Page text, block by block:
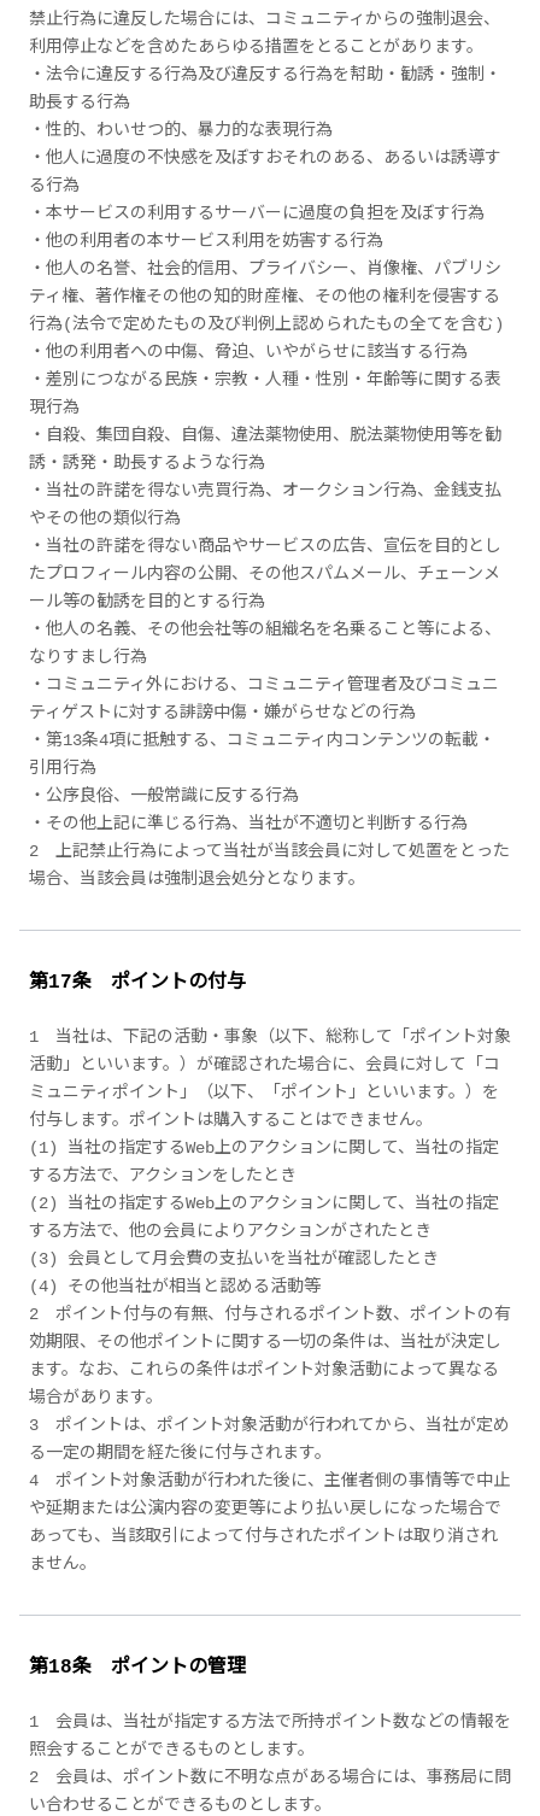
禁止行為に違反した場合には、コミュニティからの強制退会、
利用停止などを含めたあらゆる措置をとることがあります。
・法令に違反する行為及び違反する行為を幇助・勧誘・強制・
助長する行為
・性的、わいせつ的、暴力的な表現行為
・他人に過度の不快感を及ぼすおそれのある、あるいは誘導す
る行為
・本サービスの利用するサーバーに過度の負担を及ぼす行為
・他の利用者の本サービス利用を妨害する行為
・他人の名誉、社会的信用、プライバシー、肖像権、パブリシ
ティ権、著作権その他の知的財産権、その他の権利を侵害する
行為(法令で定めたもの及び判例上認められたもの全てを含む)
・他の利用者への中傷、脅迫、いやがらせに該当する行為
・差別につながる民族・宗教・人種・性別・年齢等に関する表
現行為
・自殺、集団自殺、自傷、違法薬物使用、脱法薬物使用等を勧
誘・誘発・助長するような行為
・当社の許諾を得ない売買行為、オークション行為、金銭支払
やその他の類似行為
・当社の許諾を得ない商品やサービスの広告、宣伝を目的とし
たプロフィール内容の公開、その他スパムメール、チェーンメ
ール等の勧誘を目的とする行為
・他人の名義、その他会社等の組織名を名乗ること等による、
なりすまし行為
・コミュニティ外における、コミュニティ管理者及びコミュニ
ティゲストに対する誹謗中傷・嫌がらせなどの行為
・第13条4項に抵触する、コミュニティ内コンテンツの転載・
引用行為
・公序良俗、一般常識に反する行為
・その他上記に準じる行為、当社が不適切と判断する行為
2 上記禁止行為によって当社が当該会員に対して処置をとった
場合、当該会員は強制退会処分となります。
第17条 ポイントの付与
1 当社は、下記の活動・事象（以下、総称して「ポイント対象
活動」といいます。）が確認された場合に、会員に対して「コ
ミュニティポイント」（以下、「ポイント」といいます。）を
付与します。ポイントは購入することはできません。
(1) 当社の指定するWeb上のアクションに関して、当社の指定
する方法で、アクションをしたとき
(2) 当社の指定するWeb上のアクションに関して、当社の指定
する方法で、他の会員によりアクションがされたとき
(3) 会員として月会費の支払いを当社が確認したとき
(4) その他当社が相当と認める活動等
2 ポイント付与の有無、付与されるポイント数、ポイントの有
効期限、その他ポイントに関する一切の条件は、当社が決定し
ます。なお、これらの条件はポイント対象活動によって異なる
場合があります。
3 ポイントは、ポイント対象活動が行われてから、当社が定め
る一定の期間を経た後に付与されます。
4 ポイント対象活動が行われた後に、主催者側の事情等で中止
や延期または公演内容の変更等により払い戻しになった場合で
あっても、当該取引によって付与されたポイントは取り消され
ません。
第18条 ポイントの管理
1 会員は、当社が指定する方法で所持ポイント数などの情報を
照会することができるものとします。
2 会員は、ポイント数に不明な点がある場合には、事務局に問
い合わせることができるものとします。